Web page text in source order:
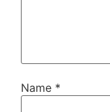
Name *